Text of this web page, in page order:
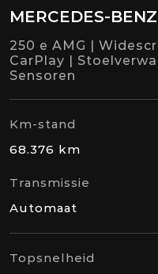
MERCEDES-
250 e AMG |
CarPlay |
Sensoren
Km-stand
68.376 km
Transmissie
Automaat
Topsnelheid